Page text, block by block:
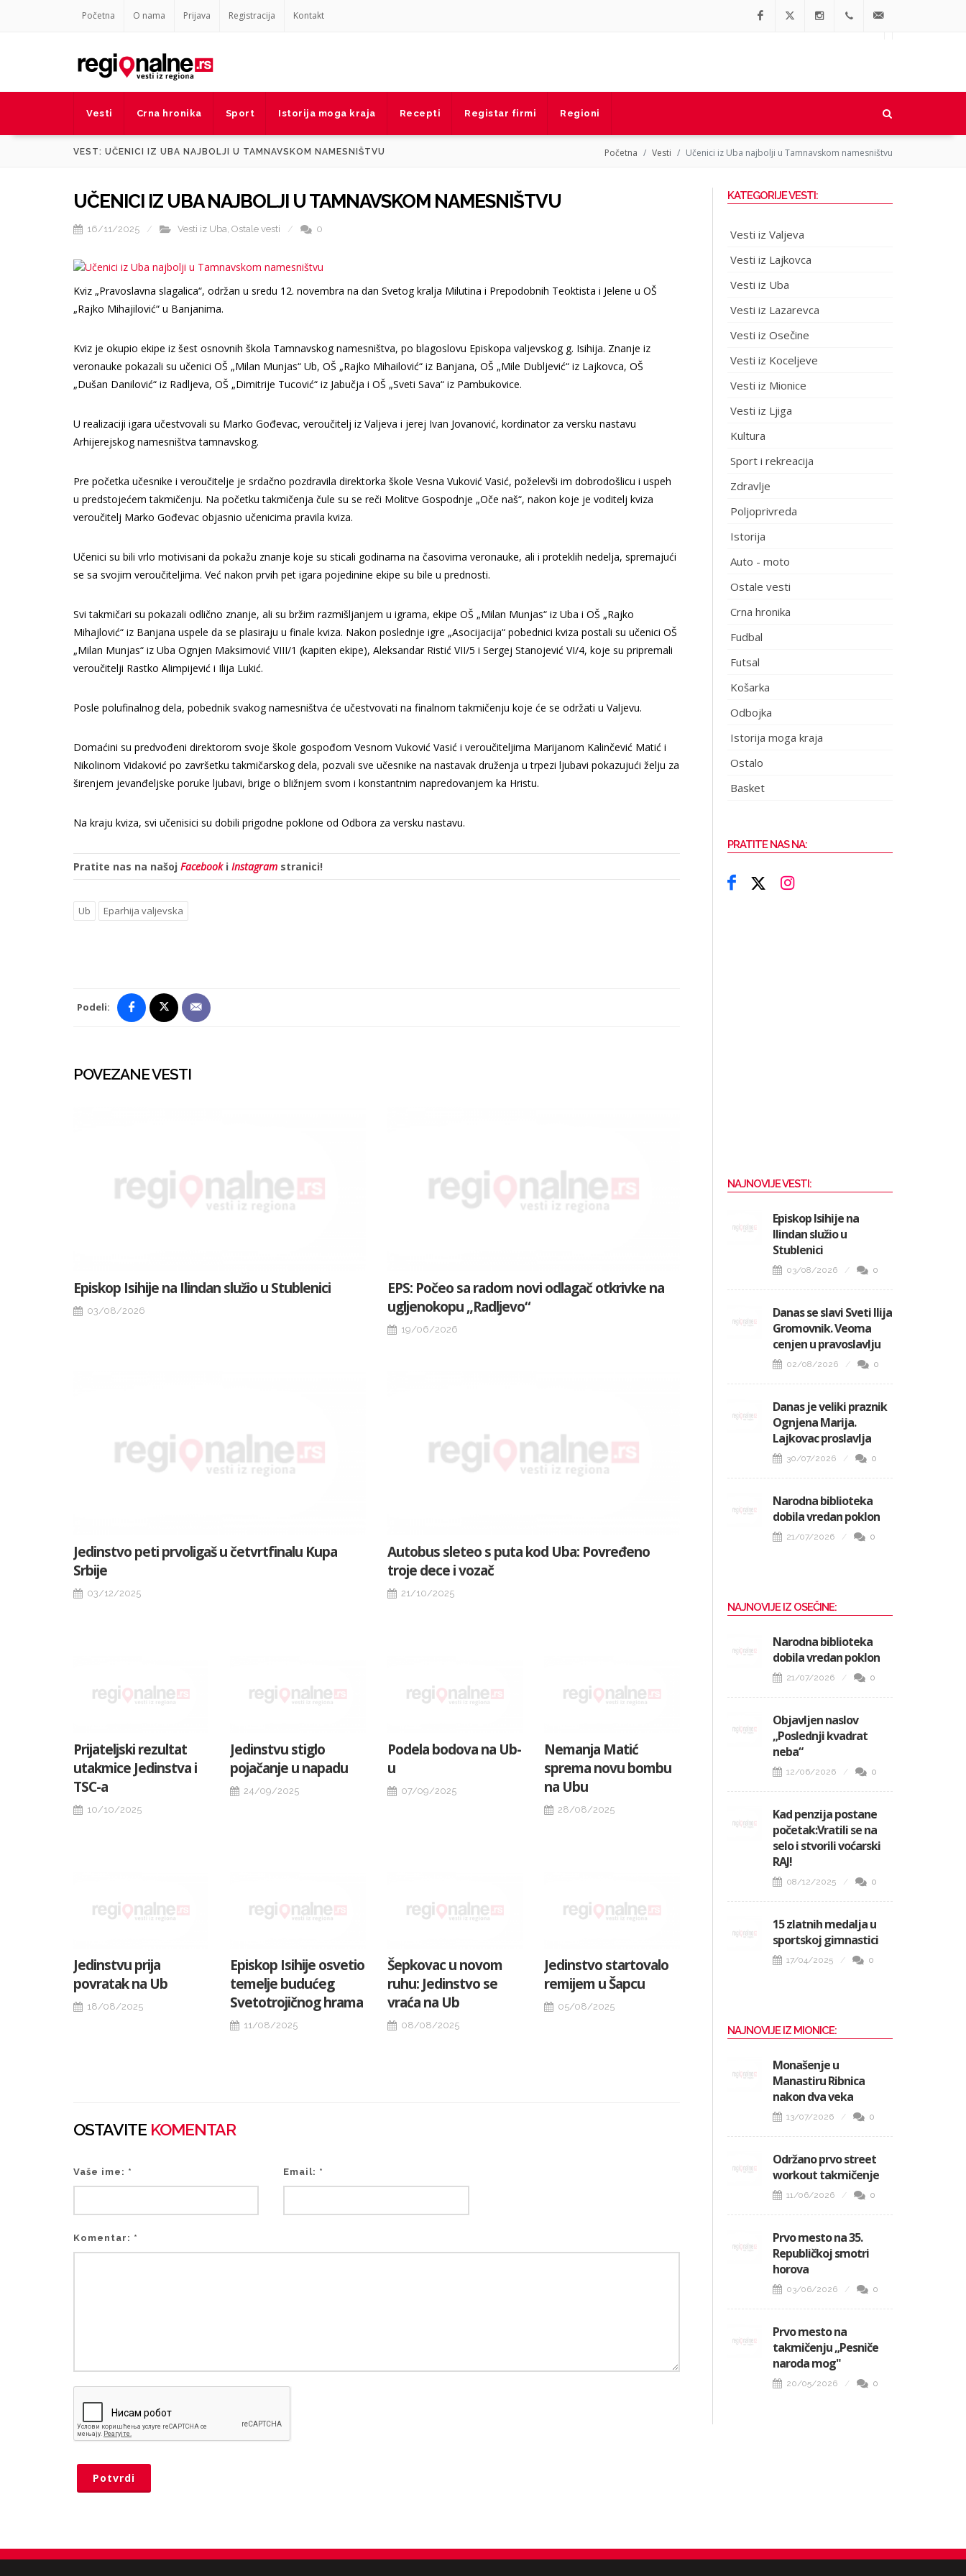
Početna O nama Prijava Registracija Kontakt
Vesti Crna hronika Sport Istorija moga kraja Recepti Registar firmi Regioni
VEST: UČENICI IZ UBA NAJBOLJI U TAMNAVSKOM NAMESNIŠTVU Početna Vesti Učenici iz Uba najbolji u Tamnavskom namesništvu
UČENICI IZ UBA NAJBOLJI U TAMNAVSKOM NAMESNIŠTVU
16/11/2025 Vesti iz Uba, Ostale vesti 0
Kviz „Pravoslavna slagalica“, održan u sredu 12. novembra na dan Svetog kralja Milutina i Prepodobnih Teoktista i Jelene u OŠ
„Rajko Mihajilović“ u Banjanima.
Kviz je okupio ekipe iz šest osnovnih škola Tamnavskog namesništva, po blagoslovu Episkopa valjevskog g. Isihija. Znanje iz
veronauke pokazali su učenici OŠ „Milan Munjas“ Ub, OŠ „Rajko Mihailović“ iz Banjana, OŠ „Mile Dubljević“ iz Lajkovca, OŠ
„Dušan Danilović“ iz Radljeva, OŠ „Dimitrije Tucović“ iz Jabučja i OŠ „Sveti Sava“ iz Pambukovice.
U realizaciji igara učestvovali su Marko Gođevac, veroučitelj iz Valjeva i jerej Ivan Jovanović, kordinator za versku nastavu
Arhijerejskog namesništva tamnavskog.
Pre početka učesnike i veroučitelje je srdačno pozdravila direktorka škole Vesna Vuković Vasić, poželevši im dobrodošlicu i uspeh
u predstojećem takmičenju. Na početku takmičenja čule su se reči Molitve Gospodnje „Oče naš“, nakon koje je voditelj kviza
veroučitelj Marko Gođevac objasnio učenicima pravila kviza.
Učenici su bili vrlo motivisani da pokažu znanje koje su sticali godinama na časovima veronauke, ali i proteklih nedelja, spremajući
se sa svojim veroučiteljima. Već nakon prvih pet igara pojedinine ekipe su bile u prednosti.
Svi takmičari su pokazali odlično znanje, ali su bržim razmišljanjem u igrama, ekipe OŠ „Milan Munjas“ iz Uba i OŠ „Rajko
Mihajlović“ iz Banjana uspele da se plasiraju u finale kviza. Nakon poslednje igre „Asocijacija“ pobednici kviza postali su učenici OŠ
„Milan Munjas“ iz Uba Ognjen Maksimović VIII/1 (kapiten ekipe), Aleksandar Ristić VII/5 i Sergej Stanojević VI/4, koje su pripremali
veroučitelji Rastko Alimpijević i Ilija Lukić.
Posle polufinalnog dela, pobednik svakog namesništva će učestvovati na finalnom takmičenju koje će se održati u Valjevu.
Domaćini su predvođeni direktorom svoje škole gospođom Vesnom Vuković Vasić i veroučiteljima Marijanom Kalinčević Matić i
Nikolinom Vidaković po završetku takmičarskog dela, pozvali sve učesnike na nastavak druženja u trpezi ljubavi pokazujući želju za
širenjem jevanđeljske poruke ljubavi, brige o bližnjem svom i konstantnim napredovanjem ka Hristu.
Na kraju kviza, svi učenisici su dobili prigodne poklone od Odbora za versku nastavu.
Pratite nas na našoj Facebooki Instagram stranici!
Ub Eparhija valjevska
Podeli:
POVEZANE VESTI
Episkop Isihije na Ilindan služio u Stublenici
03/08/2026
EPS: Počeo sa radom novi odlagač otkrivke na
ugljenokopu „Radljevo“
19/06/2026
Jedinstvo peti prvoligaš u četvrtfinalu Kupa
Srbije
03/12/2025
Autobus sleteo s puta kod Uba: Povređeno
troje dece i vozač
21/10/2025
Prijateljski rezultat
utakmice Jedinstva i
TSC-a
10/10/2025
Jedinstvu stiglo
pojačanje u napadu
24/09/2025
Podela bodova na Ub-
u
07/09/2025
Nemanja Matić
sprema novu bombu
na Ubu
28/08/2025
Jedinstvu prija
povratak na Ub
18/08/2025
Episkop Isihije оsvetio
temelje budućeg
Svetotrojičnog hrama
11/08/2025
Šepkovac u novom
ruhu: Jedinstvo se
vraća na Ub
08/08/2025
Jedinstvo startovalo
remijem u Šapcu
05/08/2025
OSTAVITE KOMENTAR
Vaše ime: * Email: *
Komentar: *
Potvrdi
KATEGORIJE VESTI:
Vesti iz Valjeva
Vesti iz Lajkovca
Vesti iz Uba
Vesti iz Lazarevca
Vesti iz Osečine
Vesti iz Koceljeve
Vesti iz Mionice
Vesti iz Ljiga
Kultura
Sport i rekreacija
Zdravlje
Poljoprivreda
Istorija
Auto - moto
Ostale vesti
Crna hronika
Fudbal
Futsal
Košarka
Odbojka
Istorija moga kraja
Ostalo
Basket
PRATITE NAS NA:
NAJNOVIJE VESTI:
Episkop Isihije na
Ilindan služio u
Stublenici
03/08/2026 0
Danas se slavi Sveti Ilija
Gromovnik. Veoma
cenjen u pravoslavlju
02/08/2026 0
Danas je veliki praznik
Ognjena Marija.
Lajkovac proslavlja
30/07/2026 0
Narodna biblioteka
dobila vredan poklon
21/07/2026 0
NAJNOVIJE IZ OSEČINE:
Narodna biblioteka
dobila vredan poklon
21/07/2026 0
Objavljen naslov
„Poslednji kvadrat
neba“
12/06/2026 0
Kad penzija postane
početak:Vratili se na
selo i stvorili voćarski
RAJ!
08/12/2025 0
15 zlatnih medalja u
sportskoj gimnastici
17/04/2025 0
NAJNOVIJE IZ MIONICE:
Monašenje u
Manastiru Ribnica
nakon dva veka
13/07/2026 0
Održano prvo street
workout takmičenje
11/06/2026 0
Prvo mesto na 35.
Republičkoj smotri
horova
03/06/2026 0
Prvo mesto na
takmičenju „Pesniče
naroda mog"
20/05/2026 0